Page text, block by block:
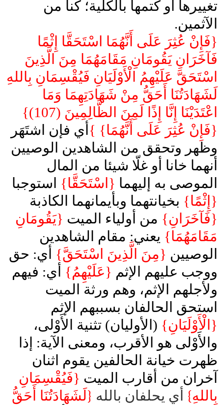
تغييرها أو كتمها بالكلية؛ كنا من
الآثمين.
{فَإِنْ عُثِرَ عَلَى أَنَّهُمَا اسْتَحَقَّا إِثْمًا
فَآخَرَانِ يَقُومَانِ مَقَامَهُمَا مِنَ الَّذِينَ
اسْتَحَقَّ عَلَيْهِمُ الْأَوْلَيَانِ فَيُقْسِمَانِ بِاللهِ
لَشَهَادَتُنَا أَحَقُّ مِنْ شَهَادَتِهِمَا وَمَا
اعْتَدَيْنَا إِنَّا إِذًا لَمِنَ الظَّالِمِينَ (107)}
{فَإِنْ عُثِرَ عَلَى أَنَّهُمَا} } أي فإن اشتَهَر
وظهر وتحقق من الشاهدين الوصيين
أنهما خانا أو غلّا شيئا من المال
الموصى به إليهما {اسْتَحَقَّا} استوجبا
{إِثْمًا} بخيانتهما وبأيمانهما الكاذبة
{فَآخَرَانِ} من أولياء الميت {يَقُومَانِ
مَقَامَهُمَا} يعني: مقام الشاهدين
الوصيين {مِنَ الَّذِينَ اسْتَحَقَّ} أي: حق
ووجب عليهم الإثم {عَلَيْهِمُ} أي: فيهم
ولأجلهم الإثم، وهم ورثة الميت
استحق الحالفان بسببهم الإثم
{الْأَوْلَيَانِ} (الأوليان) تثنية الأَوْلى،
والأَوْلى هو الأقرب، ومعنى الآية: إذا
ظهرت خيانة الحالفين يقوم اثنان
آخران من أقارب الميت {فَيُقْسِمَانِ
بِاللهِ} أي يحلفان بالله {لَشَهَادَتُنَا أَحَقُّ